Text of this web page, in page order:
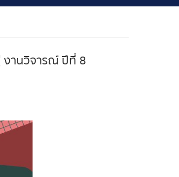
งานวิจารณ์ ปีที่ 8